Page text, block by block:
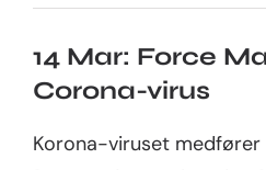
Bedrift
14 Mar: Force
Corona-virus
Korona-viruset medfører